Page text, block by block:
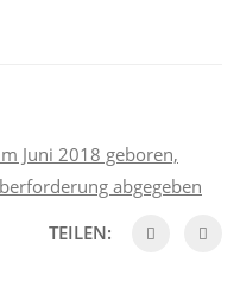
Juni 2018 geboren,
abgegeben
TEILEN: